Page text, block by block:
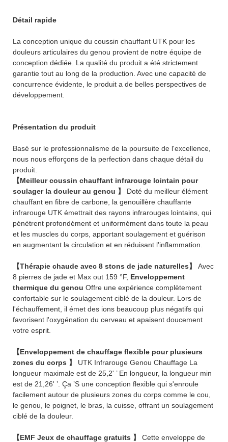
Détail rapide
La conception unique du coussin chauffant UTK pour les
douleurs articulaires du genou provient de notre équipe de
conception dédiée. La qualité du produit a été strictement
garantie tout au long de la production. Avec une capacité de
concurrence évidente, le produit a de belles perspectives de
développement.
Présentation du produit
Basé sur le professionnalisme de la poursuite de l'excellence,
nous nous efforçons de la perfection dans chaque détail du
produit.
【Meilleur coussin chauffant infrarouge lointain pour
soulager la douleur au genou 】 Doté du meilleur élément
chauffant en fibre de carbone, la genouillère chauffante
infrarouge UTK émettrait des rayons infrarouges lointains, qui
pénètrent profondément et uniformément dans toute la peau
et les muscles du corps, apportant soulagement et guérison
en augmentant la circulation et en réduisant l'inflammation.
【Thérapie chaude avec 8 stons de jade naturelles】 Avec
8 pierres de jade et Max out 159 °F, Enveloppement
thermique du genou Offre une expérience complètement
confortable sur le soulagement ciblé de la douleur. Lors de
l'échauffement, il émet des ions beaucoup plus négatifs qui
favorisent l'oxygénation du cerveau et apaisent doucement
votre esprit.
【Enveloppement de chauffage flexible pour plusieurs
zones du corps 】 UTK Infrarouge Genou Chauffage La
longueur maximale est de 25,2' ’ En longueur, la longueur min
est de 21,26' ’. Ça ’S une conception flexible qui s'enroule
facilement autour de plusieurs zones du corps comme le cou,
le genou, le poignet, le bras, la cuisse, offrant un soulagement
ciblé de la douleur.
【EMF Jeux de chauffage gratuits 】 Cette enveloppe de